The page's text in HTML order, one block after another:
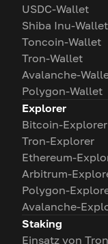
USDC-Wallet
Shiba Inu-Wallet
Toncoin-Wallet
Tron-Wallet
Avalanche-
Polygon-Wallet
Explorer
Bitcoin-Explorer
Tron-Explorer
Ethereum-
Arbitrum-
Polygon-
Avalanche-
Staking
Einsatz von Tron